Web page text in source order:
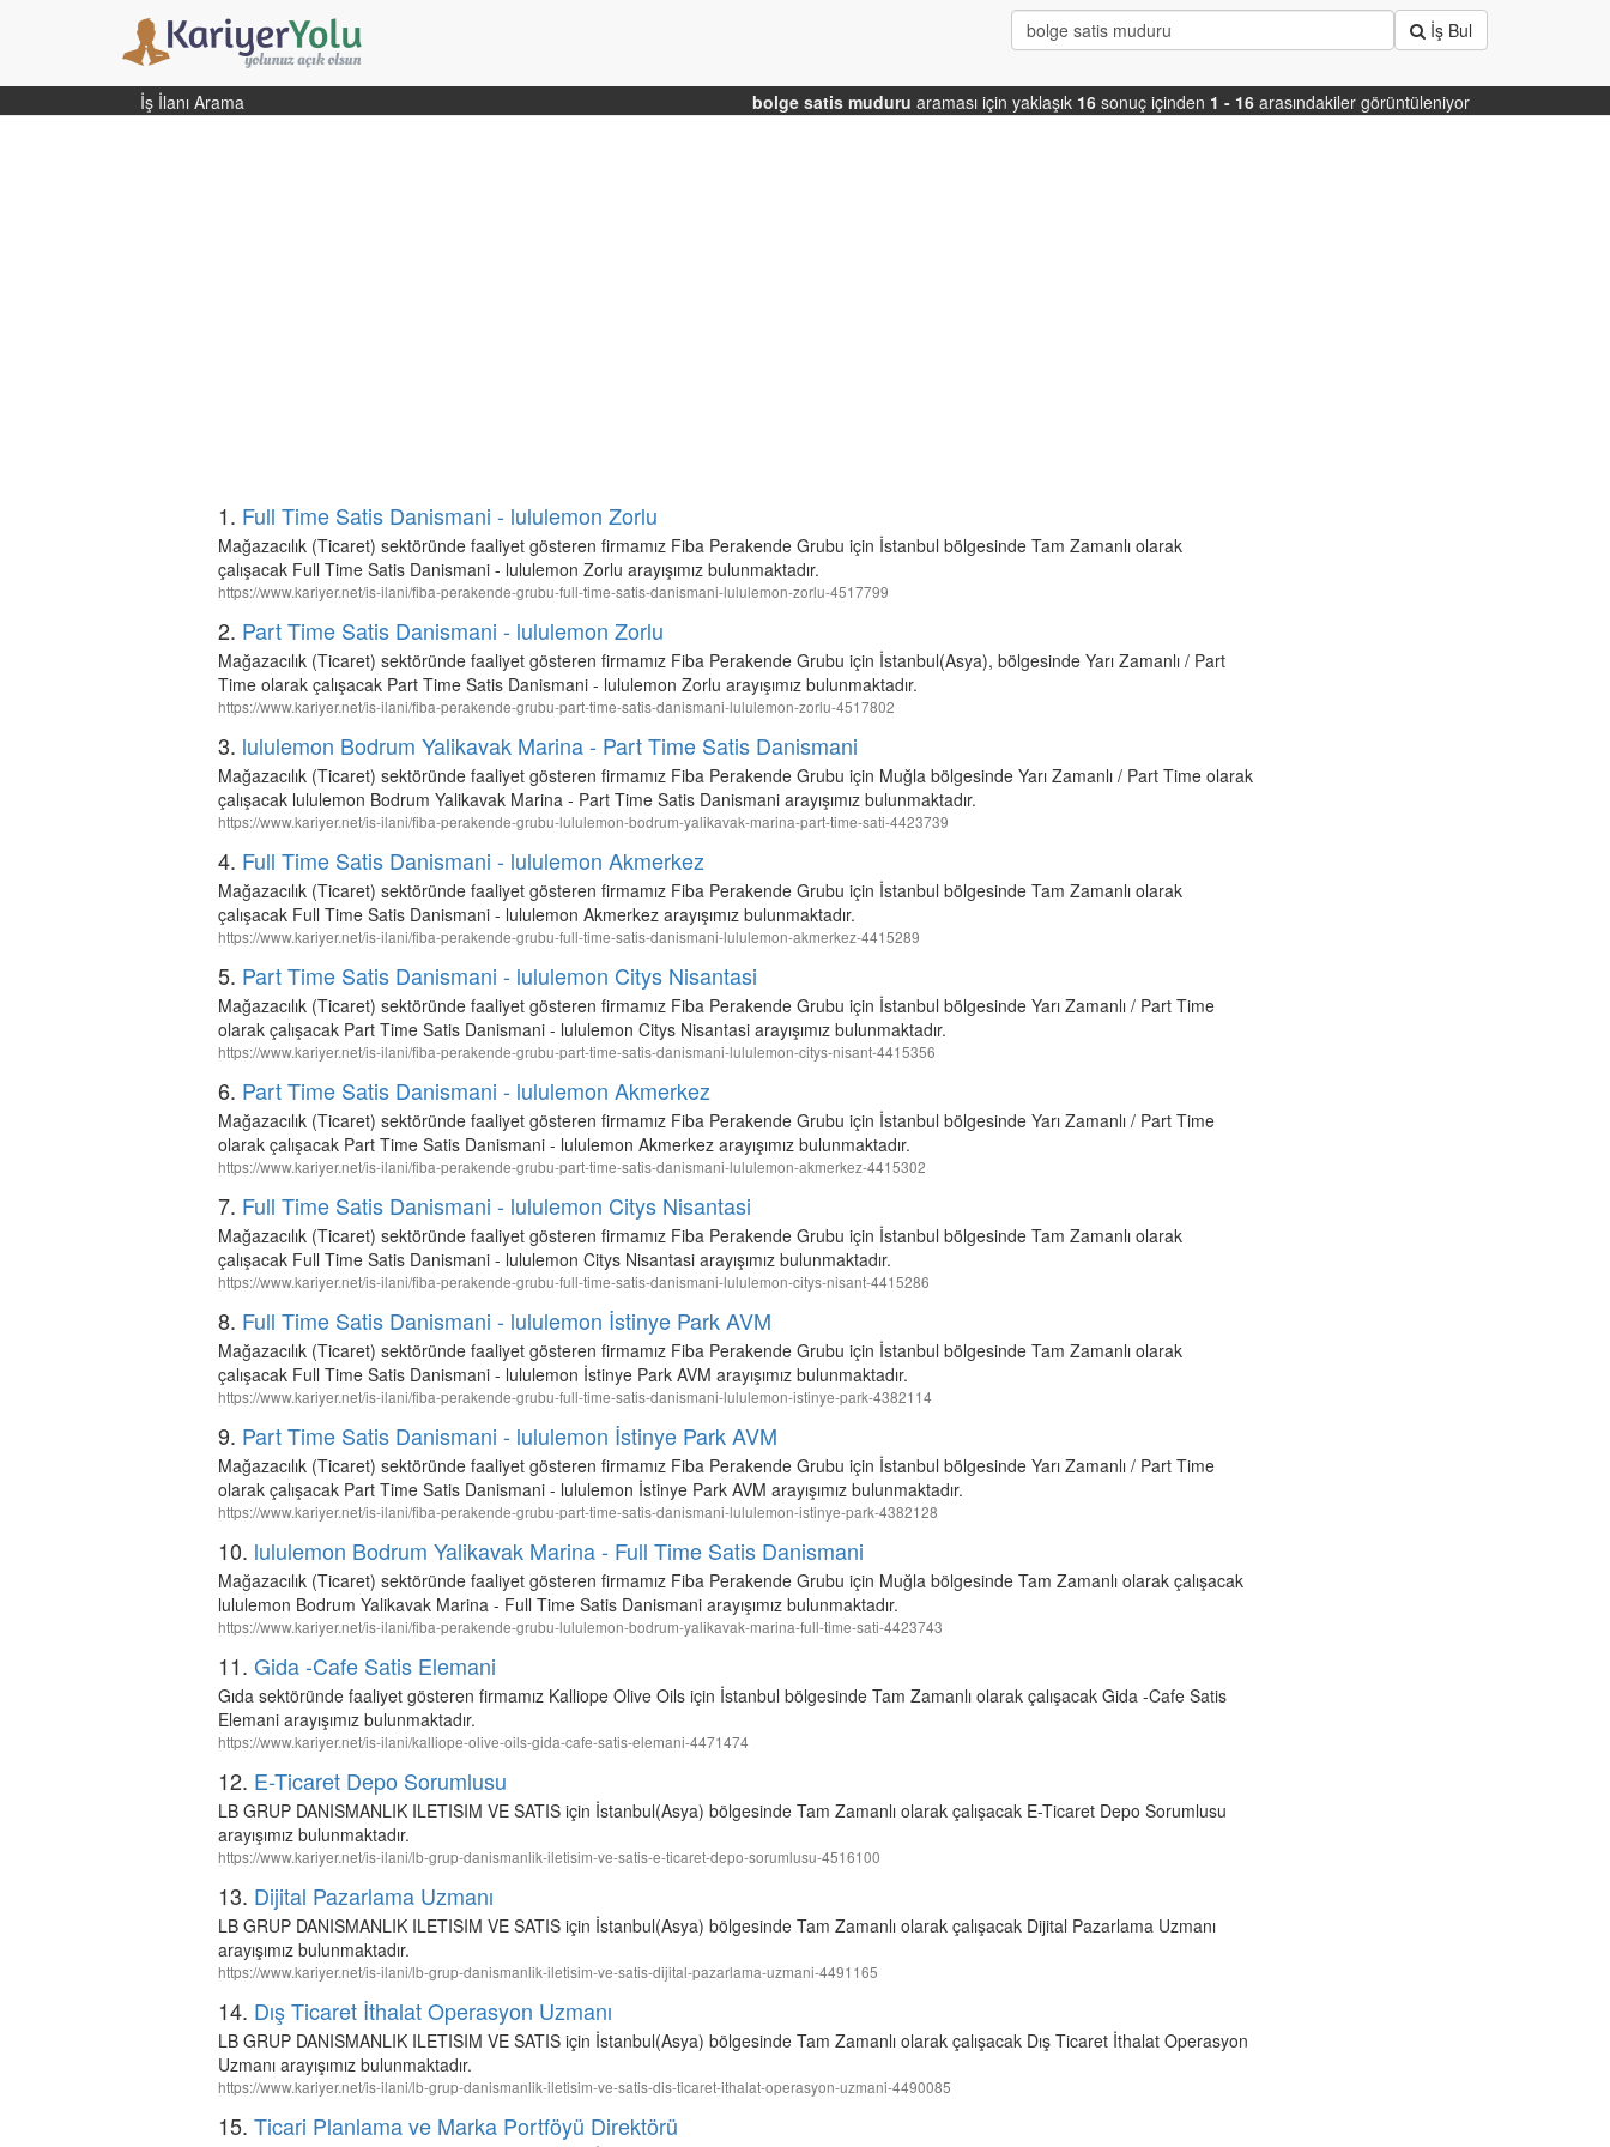
İş Bul
İş İlanı Arama bolge satis muduru araması için yaklaşık 16 sonuç içinden 1 - 16 arasındakiler görüntüleniyor
1. Full Time Satis Danismani - lululemon Zorlu
Mağazacılık (Ticaret) sektöründe faaliyet gösteren firmamız Fiba Perakende Grubu için İstanbul bölgesinde Tam Zamanlı olarak
çalışacak Full Time Satis Danismani - lululemon Zorlu arayışımız bulunmaktadır.
https://www.kariyer.net/is-ilani/fiba-perakende-grubu-full-time-satis-danismani-lululemon-zorlu-4517799
2. Part Time Satis Danismani - lululemon Zorlu
Mağazacılık (Ticaret) sektöründe faaliyet gösteren firmamız Fiba Perakende Grubu için İstanbul(Asya), bölgesinde Yarı Zamanlı / Part
Time olarak çalışacak Part Time Satis Danismani - lululemon Zorlu arayışımız bulunmaktadır.
https://www.kariyer.net/is-ilani/fiba-perakende-grubu-part-time-satis-danismani-lululemon-zorlu-4517802
3. lululemon Bodrum Yalikavak Marina - Part Time Satis Danismani
Mağazacılık (Ticaret) sektöründe faaliyet gösteren firmamız Fiba Perakende Grubu için Muğla bölgesinde Yarı Zamanlı / Part Time olarak
çalışacak lululemon Bodrum Yalikavak Marina - Part Time Satis Danismani arayışımız bulunmaktadır.
https://www.kariyer.net/is-ilani/fiba-perakende-grubu-lululemon-bodrum-yalikavak-marina-part-time-sati-4423739
4. Full Time Satis Danismani - lululemon Akmerkez
Mağazacılık (Ticaret) sektöründe faaliyet gösteren firmamız Fiba Perakende Grubu için İstanbul bölgesinde Tam Zamanlı olarak
çalışacak Full Time Satis Danismani - lululemon Akmerkez arayışımız bulunmaktadır.
https://www.kariyer.net/is-ilani/fiba-perakende-grubu-full-time-satis-danismani-lululemon-akmerkez-4415289
5. Part Time Satis Danismani - lululemon Citys Nisantasi
Mağazacılık (Ticaret) sektöründe faaliyet gösteren firmamız Fiba Perakende Grubu için İstanbul bölgesinde Yarı Zamanlı / Part Time
olarak çalışacak Part Time Satis Danismani - lululemon Citys Nisantasi arayışımız bulunmaktadır.
https://www.kariyer.net/is-ilani/fiba-perakende-grubu-part-time-satis-danismani-lululemon-citys-nisant-4415356
6. Part Time Satis Danismani - lululemon Akmerkez
Mağazacılık (Ticaret) sektöründe faaliyet gösteren firmamız Fiba Perakende Grubu için İstanbul bölgesinde Yarı Zamanlı / Part Time
olarak çalışacak Part Time Satis Danismani - lululemon Akmerkez arayışımız bulunmaktadır.
https://www.kariyer.net/is-ilani/fiba-perakende-grubu-part-time-satis-danismani-lululemon-akmerkez-4415302
7. Full Time Satis Danismani - lululemon Citys Nisantasi
Mağazacılık (Ticaret) sektöründe faaliyet gösteren firmamız Fiba Perakende Grubu için İstanbul bölgesinde Tam Zamanlı olarak
çalışacak Full Time Satis Danismani - lululemon Citys Nisantasi arayışımız bulunmaktadır.
https://www.kariyer.net/is-ilani/fiba-perakende-grubu-full-time-satis-danismani-lululemon-citys-nisant-4415286
8. Full Time Satis Danismani - lululemon İstinye Park AVM
Mağazacılık (Ticaret) sektöründe faaliyet gösteren firmamız Fiba Perakende Grubu için İstanbul bölgesinde Tam Zamanlı olarak
çalışacak Full Time Satis Danismani - lululemon İstinye Park AVM arayışımız bulunmaktadır.
https://www.kariyer.net/is-ilani/fiba-perakende-grubu-full-time-satis-danismani-lululemon-istinye-park-4382114
9. Part Time Satis Danismani - lululemon İstinye Park AVM
Mağazacılık (Ticaret) sektöründe faaliyet gösteren firmamız Fiba Perakende Grubu için İstanbul bölgesinde Yarı Zamanlı / Part Time
olarak çalışacak Part Time Satis Danismani - lululemon İstinye Park AVM arayışımız bulunmaktadır.
https://www.kariyer.net/is-ilani/fiba-perakende-grubu-part-time-satis-danismani-lululemon-istinye-park-4382128
10. lululemon Bodrum Yalikavak Marina - Full Time Satis Danismani
Mağazacılık (Ticaret) sektöründe faaliyet gösteren firmamız Fiba Perakende Grubu için Muğla bölgesinde Tam Zamanlı olarak çalışacak
lululemon Bodrum Yalikavak Marina - Full Time Satis Danismani arayışımız bulunmaktadır.
https://www.kariyer.net/is-ilani/fiba-perakende-grubu-lululemon-bodrum-yalikavak-marina-full-time-sati-4423743
11. Gida -Cafe Satis Elemani
Gıda sektöründe faaliyet gösteren firmamız Kalliope Olive Oils için İstanbul bölgesinde Tam Zamanlı olarak çalışacak Gida -Cafe Satis
Elemani arayışımız bulunmaktadır.
https://www.kariyer.net/is-ilani/kalliope-olive-oils-gida-cafe-satis-elemani-4471474
12. E-Ticaret Depo Sorumlusu
LB GRUP DANISMANLIK ILETISIM VE SATIS için İstanbul(Asya) bölgesinde Tam Zamanlı olarak çalışacak E-Ticaret Depo Sorumlusu
arayışımız bulunmaktadır.
https://www.kariyer.net/is-ilani/lb-grup-danismanlik-iletisim-ve-satis-e-ticaret-depo-sorumlusu-4516100
13. Dijital Pazarlama Uzmanı
LB GRUP DANISMANLIK ILETISIM VE SATIS için İstanbul(Asya) bölgesinde Tam Zamanlı olarak çalışacak Dijital Pazarlama Uzmanı
arayışımız bulunmaktadır.
https://www.kariyer.net/is-ilani/lb-grup-danismanlik-iletisim-ve-satis-dijital-pazarlama-uzmani-4491165
14. Dış Ticaret İthalat Operasyon Uzmanı
LB GRUP DANISMANLIK ILETISIM VE SATIS için İstanbul(Asya) bölgesinde Tam Zamanlı olarak çalışacak Dış Ticaret İthalat Operasyon
Uzmanı arayışımız bulunmaktadır.
https://www.kariyer.net/is-ilani/lb-grup-danismanlik-iletisim-ve-satis-dis-ticaret-ithalat-operasyon-uzmani-4490085
15. Ticari Planlama ve Marka Portföyü Direktörü